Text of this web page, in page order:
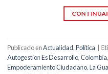
Publicado enActualidad,Política
Autogestion Es Desarrollo,Colombia,
Empoderamiento Ciudadano,La